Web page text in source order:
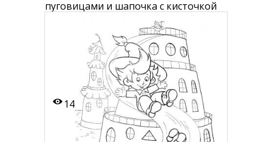
пуговицами и шапочка с кисточкой
14